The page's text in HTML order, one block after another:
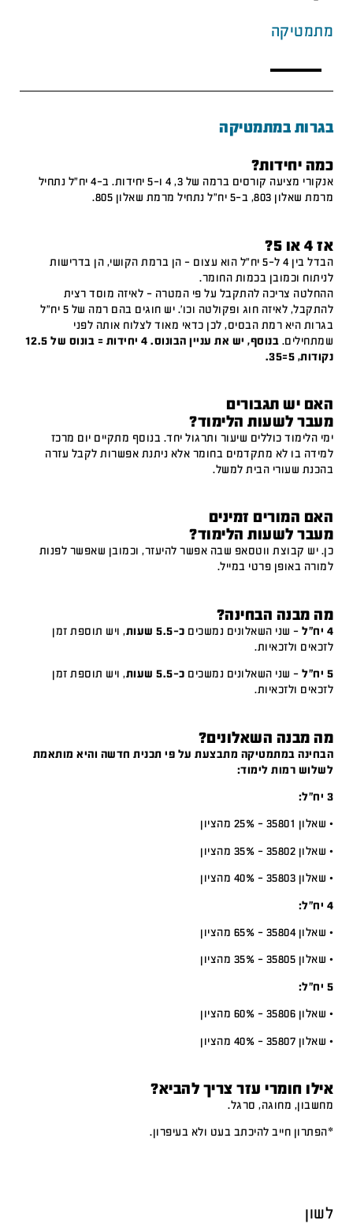
מתמטיקה
בגרות במתמטיקה
כמה יחידות?
אנקורי מציעה קורסים ברמה של 3, 4 ו-5 יחידות. ב-4 יח"ל נתחיל
מרמת שאלון 803, ב-5 יח"ל נתחיל מרמת שאלון 805.
אז 4 או 5?
הבדל בין 4 ל-5 יח"ל הוא עצום – הן ברמת הקושי, הן בדרישות
לניתוח וכמובן בכמות החומר.
ההחלטה צריכה להתקבל על פי המטרה – לאיזה מוסד רצית
להתקבל, לאיזה חוג ופקולטה וכו'. יש חוגים בהם רמה של 5 יח"ל
בגרות היא רמת הבסיס, לכן כדאי מאוד לצלוח אותה לפני
שמתחילים.
בנוסף, יש את עניין הבונוס. 4 יחידות = בונוס של 12.5
נקודות, 5=35.
האם יש תגבורים
מעבר לשעות הלימוד?
ימי הלימוד כוללים שיעור ותרגול יחד. בנוסף מתקיים יום מרכז
למידה בו לא מתקדמים בחומר אלא ניתנת אפשרות לקבל עזרה
בהכנת שעורי הבית למשל.
האם המורים זמינים
מעבר לשעות הלימוד?
כן. יש קבוצת ווטסאפ שבה אפשר להיעזר, וכמובן שאפשר לפנות
למורה באופן פרטי במייל.
מה מבנה הבחינה?
4 יח"ל – שני השאלונים נמשכים כ-5.5 שעות
, ויש תוספת זמן
לזכאים ולזכאיות.
5 יח"ל – שני השאלונים נמשכים כ-5.5 שעות
, ויש תוספת זמן
לזכאים ולזכאיות.
מה מבנה השאלונים?
הבחינה במתמטיקה מתבצעת על פי תכנית חדשה והיא מותאמת
לשלוש רמות לימוד:
3 יח”ל:
• שאלון 35801 – 25% מהציון
• שאלון 35802 – 35% מהציון
• שאלון 35803 – 40% מהציון
4 יח”ל:
• שאלון 35804 – 65% מהציון
• שאלון 35805 – 35% מהציון
5 יח”ל:
• שאלון 35806 – 60% מהציון
• שאלון 35807 – 40% מהציון
אילו חומרי עזר צריך להביא?
מחשבון, מחוגה, סרגל.
*הפתרון חייב להיכתב בעט ולא בעיפרון.
לשון